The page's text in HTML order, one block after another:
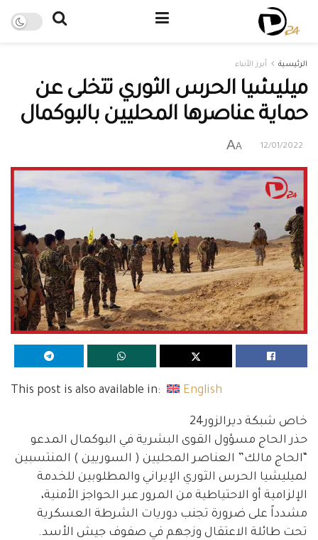
الرئيسية أبرز الأنباء
ميليشيا الحرس الثوري تتخلى عن
حماية عناصرها المحليين بالبوكمال
12/01/2022
A
A
This post is also available in: English
خاص شبكة ديرالزور24
حذر الحاج مسؤول القوى البشرية في البوكمال المدعو
“الحاج مالك” العناصر المحليين ( السوريين ) المنتسبين
لميليشيا الحرس الثوري الإيراني والمطلوبين للخدمة
الإلزامية أو الاحتياطية من المرور عبر الحواجز الأمنية،
مشدداً على ضرورة تجنب دوريات الشرطة العسكرية
تحت طائلة الاعتقال وزجهم في صفوف جيش الأسد.